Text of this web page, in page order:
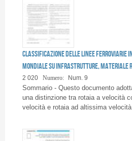
Classificazione delle linee ferroviarie
mondiale su infrastrutture, materiale
2 020 Numero: Num. 9
Sommario - Questo documento
una distinzione tra rotaia a velocità
velocità e rotaia ad altissima